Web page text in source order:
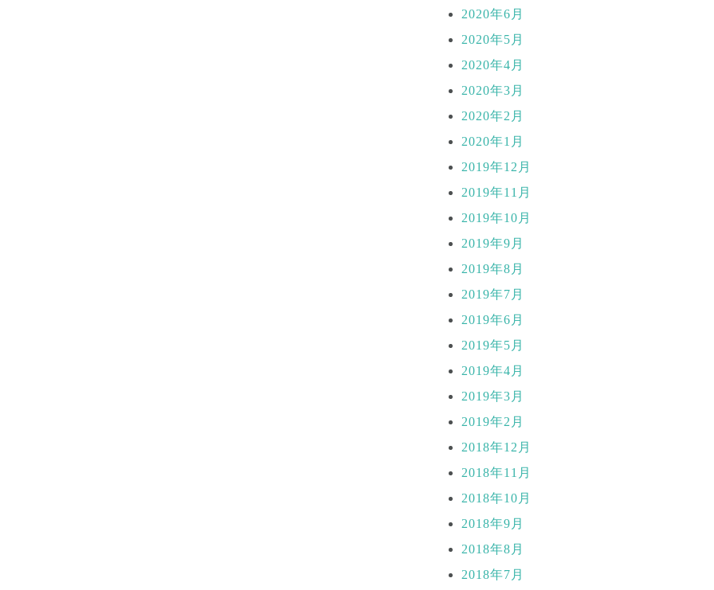
2020年6月
2020年5月
2020年4月
2020年3月
2020年2月
2020年1月
2019年12月
2019年11月
2019年10月
2019年9月
2019年8月
2019年7月
2019年6月
2019年5月
2019年4月
2019年3月
2019年2月
2018年12月
2018年11月
2018年10月
2018年9月
2018年8月
2018年7月